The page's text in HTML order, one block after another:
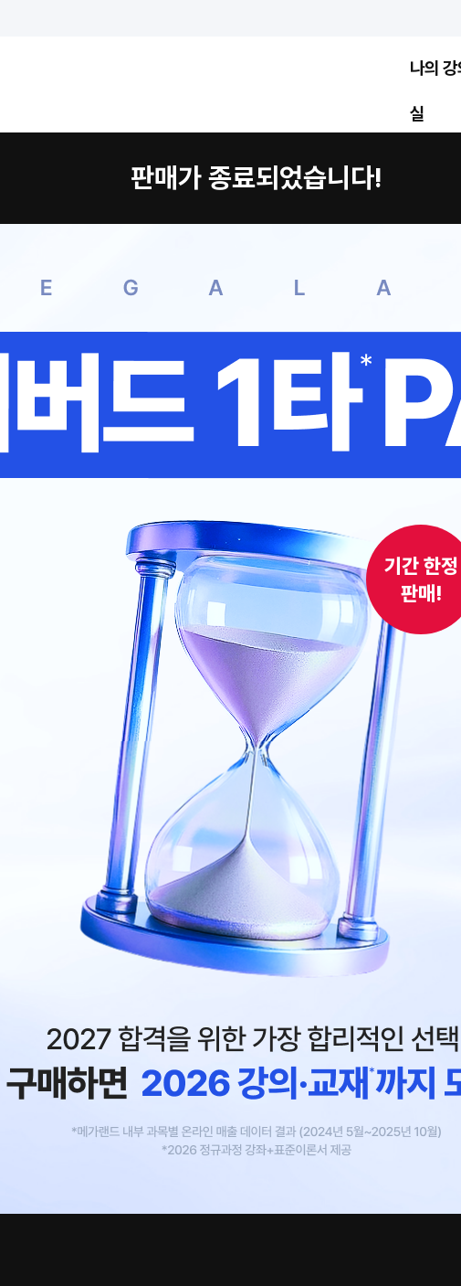
나의
실
판매가 종료되었습니다!
기간 한정
판매!